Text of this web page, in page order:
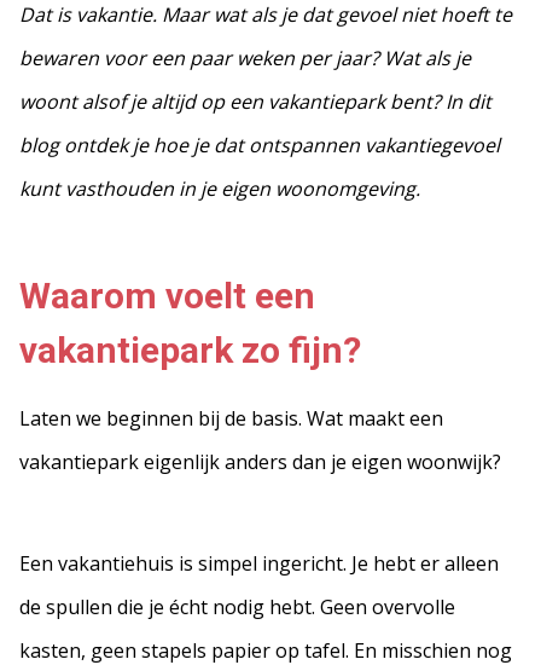
Dat is vakantie. Maar wat als je dat gevoel niet hoeft te
bewaren voor een paar weken per jaar? Wat als je
woont alsof je altijd op een vakantiepark bent? In dit
blog ontdek je hoe je dat ontspannen vakantiegevoel
kunt vasthouden in je eigen woonomgeving.
Waarom voelt een
vakantiepark zo fijn?
Laten we beginnen bij de basis. Wat maakt een
vakantiepark eigenlijk anders dan je eigen woonwijk?
Een vakantiehuis is simpel ingericht. Je hebt er alleen
de spullen die je écht nodig hebt. Geen overvolle
kasten, geen stapels papier op tafel. En misschien nog